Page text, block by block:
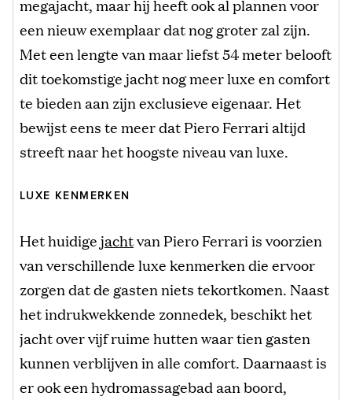
megajacht, maar hij heeft ook al plannen voor
een nieuw exemplaar dat nog groter zal zijn.
Met een lengte van maar liefst 54 meter belooft
dit toekomstige jacht nog meer luxe en comfort
te bieden aan zijn exclusieve eigenaar. Het
bewijst eens te meer dat Piero Ferrari altijd
streeft naar het hoogste niveau van luxe.
LUXE KENMERKEN
Het huidigejachtvan Piero Ferrari is voorzien
van verschillende luxe kenmerken die ervoor
zorgen dat de gasten niets tekortkomen. Naast
het indrukwekkende zonnedek, beschikt het
jacht over vijf ruime hutten waar tien gasten
kunnen verblijven in alle comfort. Daarnaast is
er ook een hydromassagebad aan boord,